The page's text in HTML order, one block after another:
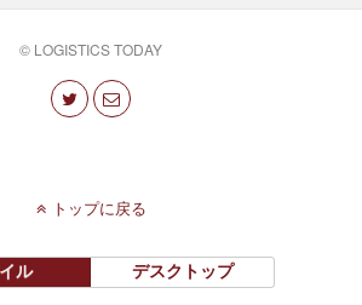
© LOGISTICS TODAY
トップに戻る
ル デスクトップ